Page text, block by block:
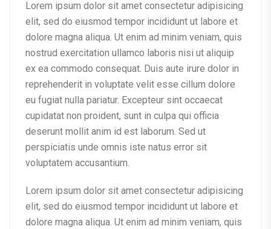
Lorem ipsum dolor sit amet consectetur adipisicing
elit, sed do eiusmod tempor incididunt ut labore et
dolore magna aliqua. Ut enim ad minim veniam, quis
nostrud exercitation ullamco laboris nisi ut aliquip
ex ea commodo consequat. Duis aute irure dolor in
reprehenderit in voluptate velit esse cillum dolore
eu fugiat nulla pariatur. Excepteur sint occaecat
cupidatat non proident, sunt in culpa qui officia
deserunt mollit anim id est laborum. Sed ut
perspiciatis unde omnis iste natus error sit
voluptatem accusantium.
Lorem ipsum dolor sit amet consectetur adipisicing
elit, sed do eiusmod tempor incididunt ut labore et
dolore magna aliqua. Ut enim ad minim veniam, quis